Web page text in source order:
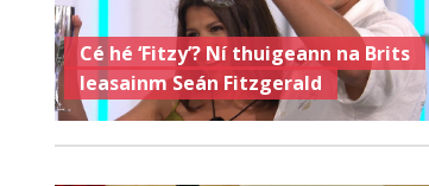
Cé hé ‘Fitzy’? Ní thuigeann na Brits
leasainm Seán Fitzgerald